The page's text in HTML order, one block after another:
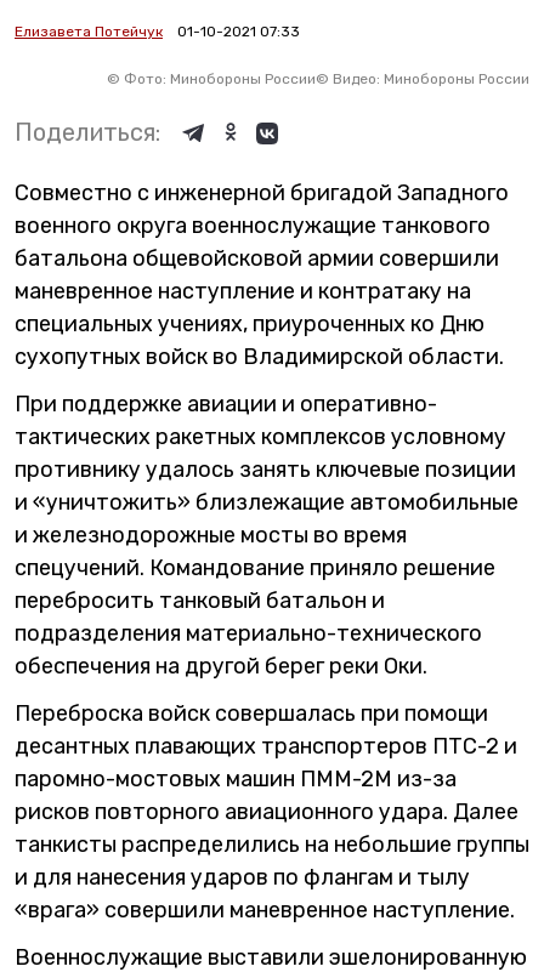
Елизавета Потейчук 01-10-2021 07:33
© Фото: Минобороны России© Видео: Минобороны России
Поделиться:
Совместно с инженерной бригадой Западного
военного округа военнослужащие танкового
батальона общевойсковой армии совершили
маневренное наступление и контратаку на
специальных учениях, приуроченных ко Дню
сухопутных войск во Владимирской области.
При поддержке авиации и оперативно-
тактических ракетных комплексов условному
противнику удалось занять ключевые позиции
и «уничтожить» близлежащие автомобильные
и железнодорожные мосты во время
спецучений. Командование приняло решение
перебросить танковый батальон и
подразделения материально-технического
обеспечения на другой берег реки Оки.
Переброска войск совершалась при помощи
десантных плавающих транспортеров ПТС-2 и
паромно-мостовых машин ПММ-2М из-за
рисков повторного авиационного удара. Далее
танкисты распределились на небольшие группы
и для нанесения ударов по флангам и тылу
«врага» совершили маневренное наступление.
Военнослужащие выставили эшелонированную